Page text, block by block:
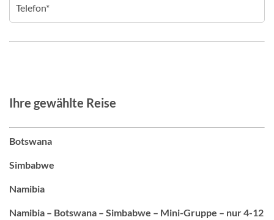
Ihre gewählte Reise
Botswana
Simbabwe
Namibia
Namibia – Botswana – Simbabwe – Mini-Gruppe – nur 4-12